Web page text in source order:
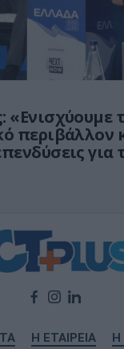
«Ενισχύουμε
περιβάλλον
για
Η ΕΤΑΙΡΕΙΑ Η